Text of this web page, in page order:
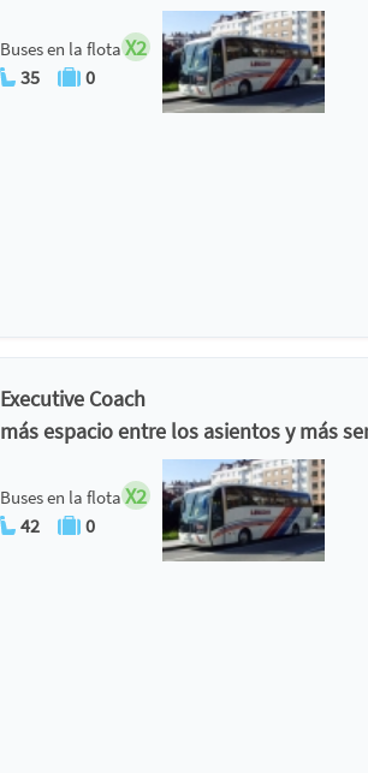
Buses en la flota X2
35 0
Executive Coach
más espacio entre los asientos y más
Buses en la flota X2
42 0